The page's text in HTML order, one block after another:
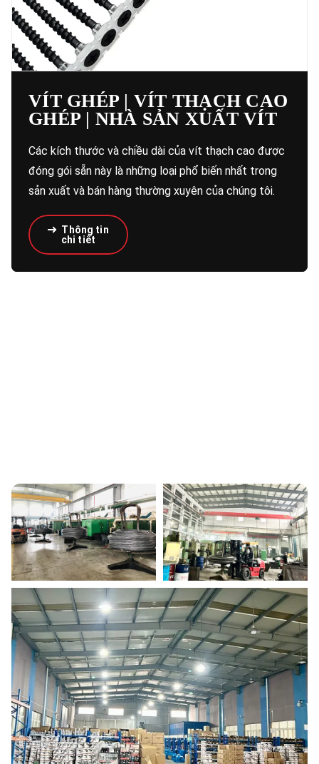
VÍT GHÉP | VÍT THẠCH CAO
GHÉP | NHÀ SẢN XUẤT VÍT
Các kích thước và chiều dài của vít thạch cao được
đóng gói sẵn này là những loại phổ biến nhất trong
sản xuất và bán hàng thường xuyên của chúng tôi.
Thông tin
chi tiết